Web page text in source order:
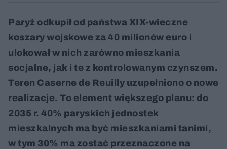
Paryż odkupił od państwa XIX-wieczne
koszary wojskowe za 40 milionów euro i
ulokował w nich zarówno mieszkania
socjalne, jak i te z kontrolowanym czynszem.
Teren Caserne de Reuilly uzupełniono o nowe
realizacje. To element większego planu: do
2035 r. 40% paryskich jednostek
mieszkalnych ma być mieszkaniami tanimi,
w tym 30% ma zostać przeznaczone na